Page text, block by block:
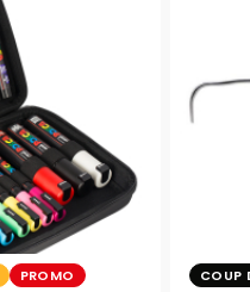
PROMO COUP